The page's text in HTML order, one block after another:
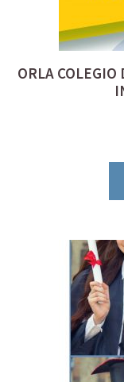
ORLA